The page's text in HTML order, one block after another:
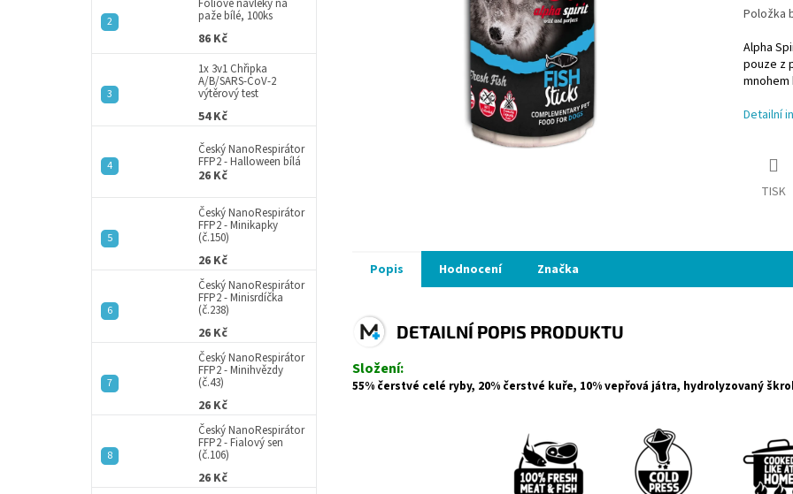
paže bílé, 100ks
86 Kč
1x 3v1 Chřipka
A/B/SARS-CoV-2
výtěrový test
54 Kč
Český NanoRespirátor
FFP2 - Halloween bílá
26 Kč
Český NanoRespirátor
FFP2 - Minikapky
(č.150)
26 Kč
Český NanoRespirátor
FFP2 - Minisrdíčka
(č.238)
26 Kč
Český NanoRespirátor
FFP2 - Minihvězdy
(č.43)
26 Kč
Český NanoRespirátor
FFP2 - Fialový sen
(č.106)
26 Kč
Položka
Alpha
pouze z
Detailní
TISK
Popis Hodnocení Značka
DETAILNÍ POPIS PRODUKTU
Složení:
55% čerstvé celé ryby, 20% čerstvé kuře, 10% vepřová játra, hydrolyzovaný